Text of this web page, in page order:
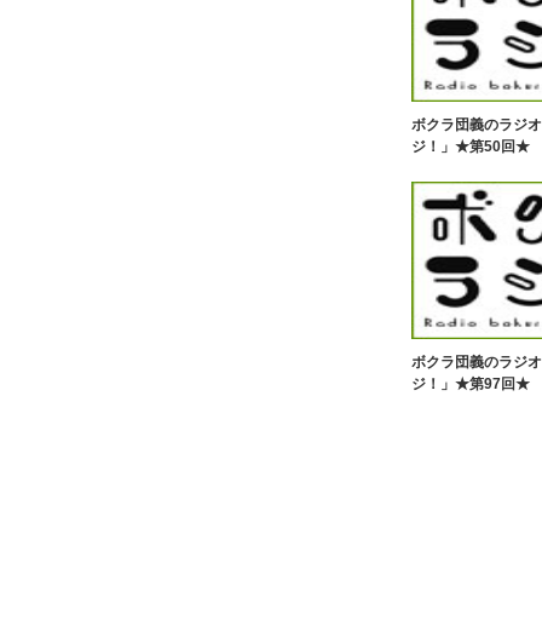
ボクラ団義のラジ
ジ！」★第50回★
ボクラ団義のラジ
ジ！」★第97回★